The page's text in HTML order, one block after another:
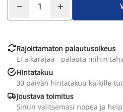
Rajoittamaton palautusoikeus
Ei aikarajaa - palauta mihin
Hintatakuu
30 päivän hintatakuu kaikille
Joustava toimitus
Sinun valitsemasi nopea ja